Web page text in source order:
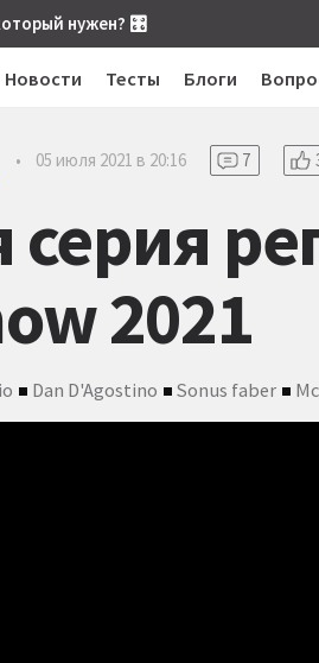
нужен? 🎛
Новости Тесты Блоги
• 05 июля 2021 в 20:16 7
серия
2021
Dan D'Agostino Sonus faber